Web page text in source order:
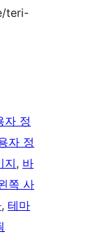
teri-
자 정
자 정
지, 바
쪽 사
, 테마